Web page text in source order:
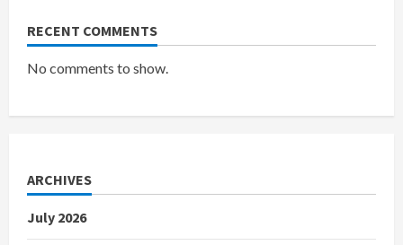
RECENT COMMENTS
No comments to show.
ARCHIVES
July 2026